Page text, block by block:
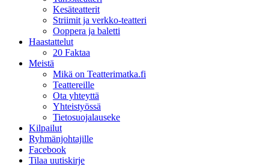
Kesäteatterit
Striimit ja verkko-teatteri
Ooppera ja baletti
Haastattelut
20 Faktaa
Meistä
Mikä on Teatterimatka.fi
Teattereille
Ota yhteyttä
Yhteistyössä
Tietosuojalauseke
Kilpailut
Ryhmänjohtajille
Facebook
Tilaa uutiskirje